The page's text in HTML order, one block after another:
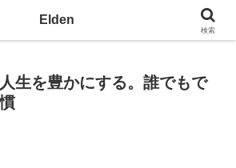
園エルデン - 地球を愛の星へ
生を豊かにする。誰でもで
Elden
検索